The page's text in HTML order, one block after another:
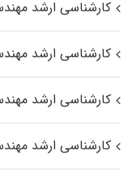
کارشناسی ارشد
کارشناسی ارشد
کارشناسی ارشد
کارشناسی ارشد